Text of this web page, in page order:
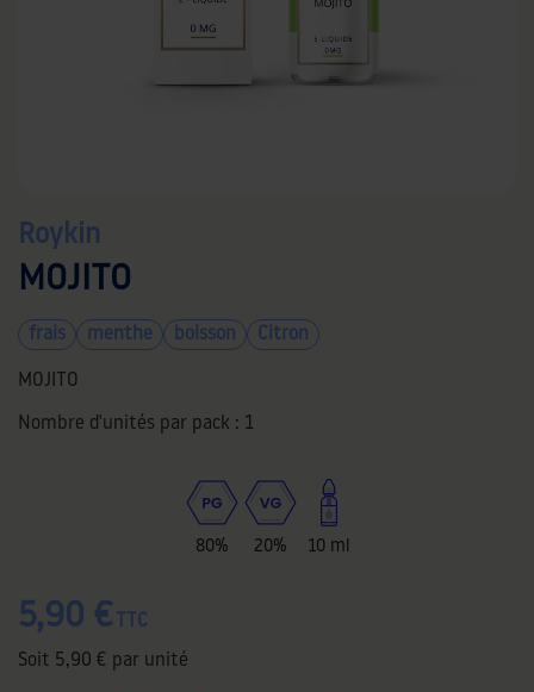
Roykin
MOJITO
frais menthe boisson Citron
MOJITO
Nombre d'unités par pack : 1
80% 20% 10 ml
5,90 € TTC
Soit 5,90 € par unité